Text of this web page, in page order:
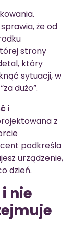
że od
strony
który
sytuacji, w
dużo”.
i
z
podkreśla
urządzenie,
dzień.
nie